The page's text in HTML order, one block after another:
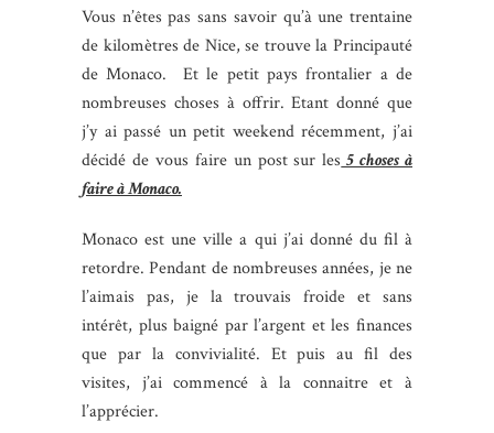
Vous n’êtes pas sans savoir qu’à une trentaine
de kilomètres de Nice, se trouve la Principauté
de Monaco. Et le petit pays frontalier a de
nombreuses choses à offrir. Etant donné que
j’y ai passé un petit weekend récemment, j’ai
décidé de vous faire un post sur les5 choses à
faire à Monaco.
Monaco est une ville a qui j’ai donné du fil à
retordre. Pendant de nombreuses années, je ne
l’aimais pas, je la trouvais froide et sans
intérêt, plus baigné par l’argent et les finances
que par la convivialité. Et puis au fil des
visites, j’ai commencé à la connaitre et à
l’apprécier.